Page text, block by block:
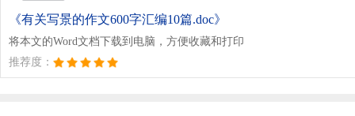
《有关写景的作文600字汇编10篇.doc》
将本文的Word文档下载到电脑，方便收藏和打印
推荐度：